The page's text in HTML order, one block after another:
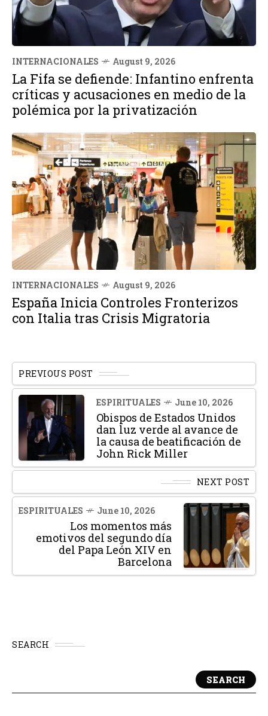
INTERNACIONALES August 9, 2026
La Fifa se defiende: Infantino enfrenta
críticas y acusaciones en medio de la
polémica por la privatización
INTERNACIONALES August 9, 2026
España Inicia Controles Fronterizos
con Italia tras Crisis Migratoria
PREVIOUS POST
ESPIRITUALES June 10, 2026
Obispos de Estados Unidos
dan luz verde al avance de
la causa de beatificación de
John Rick Miller
NEXT POST
ESPIRITUALES June 10, 2026
Los momentos más
emotivos del segundo día
del Papa León XIV en
Barcelona
SEARCH
SEARCH